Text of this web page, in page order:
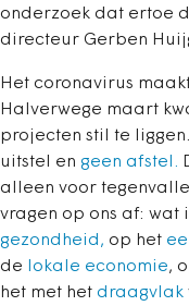
onderzoek dat ertoe
directeur Gerben
Het coronavirus
Halverwege maart
projecten stil te
uitstel en geen afstel.
alleen voor
vragen op ons af: wat
gezondheid, op het
de
lokale economie,
het met het draagvlak